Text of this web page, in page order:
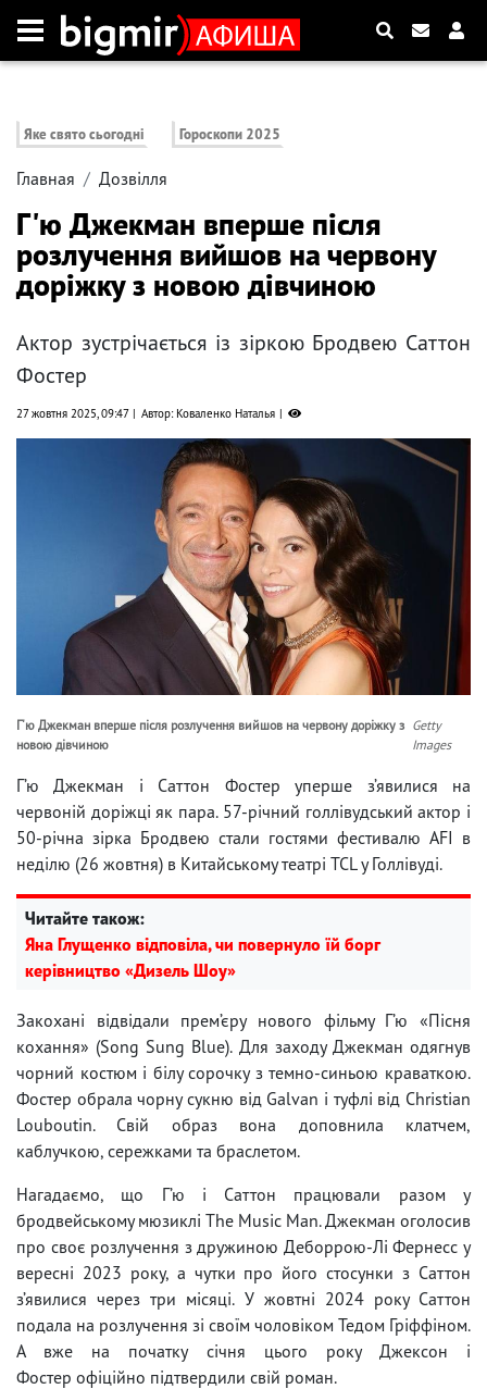
Яке свято сьогодні Гороскопи 2025
Главная Дозвілля
Г'ю Джекман вперше після
розлучення вийшов на червону
доріжку з новою дівчиною
Актор зустрічається із зіркою Бродвею Саттон
Фостер
27 жовтня 2025, 09:47 Автор: Коваленко Наталья
Г'ю Джекман вперше після розлучення вийшов на червону доріжку з
новою дівчиною
Getty
Images
Г’ю Джекман і Саттон Фостер уперше з’явилися на
червоній доріжці як пара. 57-річний голлівудський актор і
50-річна зірка Бродвею стали гостями фестивалю AFI в
неділю (26 жовтня) в Китайському театрі TCL у Голлівуді.
Читайте також:
Яна Глущенко відповіла, чи повернуло їй борг
керівництво «Дизель Шоу»
Закохані відвідали прем’єру нового фільму Г’ю «Пісня
кохання» (Song Sung Blue). Для заходу Джекман одягнув
чорний костюм і білу сорочку з темно-синьою краваткою.
Фостер обрала чорну сукню від Galvan і туфлі від Christian
Louboutin. Свій образ вона доповнила клатчем,
каблучкою, сережками та браслетом.
Нагадаємо, що Г’ю і Саттон працювали разом у
бродвейському мюзиклі The Music Man. Джекман оголосив
про своє розлучення з дружиною Деборрою-Лі Фернесс у
вересні 2023 року, а чутки про його стосунки з Саттон
з’явилися через три місяці. У жовтні 2024 року Саттон
подала на розлучення зі своїм чоловіком Тедом Гріффіном.
А вже на початку січня цього року Джексон і
Фостер офіційно підтвердили свій роман.